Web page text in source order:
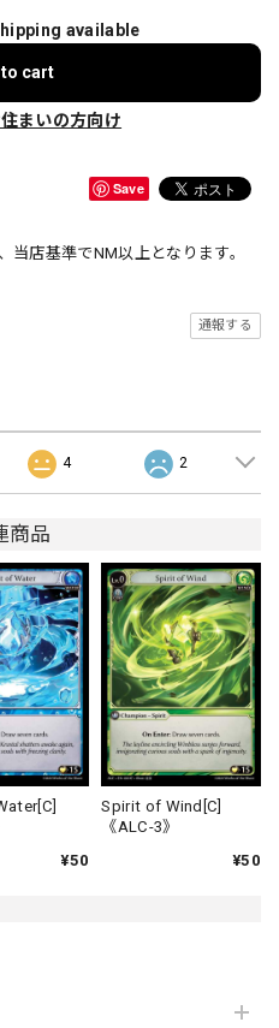
available
cart
まいの方向け
Save
当店基準でNM以上となります。
通報する
4 2
商品
¥50
Spirit of Wind[C]
《ALC-3》
¥50